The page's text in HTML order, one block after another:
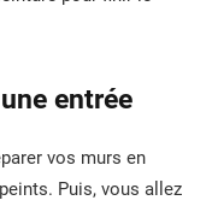
entrée
vos murs en
Puis, vous allez